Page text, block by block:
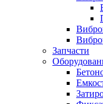
Запчасти